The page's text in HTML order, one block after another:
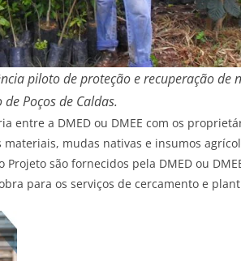
piloto de proteção e recuperação de
Poços de Caldas.
entre a DMED ou DMEE com os
mudas nativas e insumos
são fornecidos pela DMED ou
para os serviços de cercamento e